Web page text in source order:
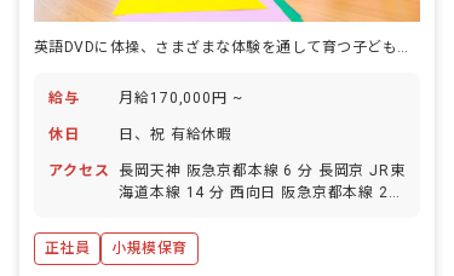
給与 月給170,000円 ~
休日 日、祝 有給休暇
アクセス
長岡天神 阪急京都本線 6 分 長岡京 JR東
海道本線 14 分 西向日 阪急京都本線 21
正社員
小規模保育